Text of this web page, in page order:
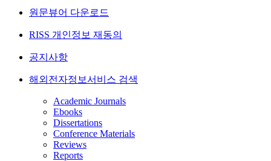
원문뷰어 다운로드
RISS 개인정보 재동의
공지사항
해외전자정보서비스 검색
Academic Journals
Ebooks
Dissertations
Conference Materials
Reviews
Reports